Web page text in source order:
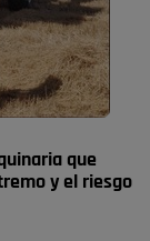
que
y el riesgo